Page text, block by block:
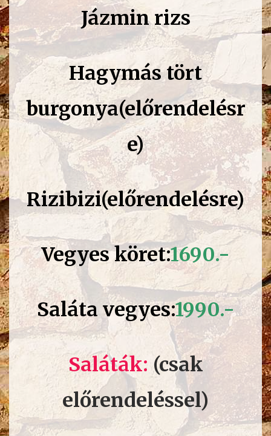
Jázmin rizs
Hagymás tört
burgonya(előrendelésr
e)
Rizibizi(előrendelésre)
Vegyes köret:1690.-
Saláta vegyes:1990.-
Saláták: (csak
előrendeléssel)